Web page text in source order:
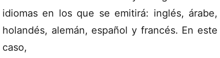
idiomas en los que se emitirá: inglés, árabe,
holandés, alemán, español y francés. En este
caso,